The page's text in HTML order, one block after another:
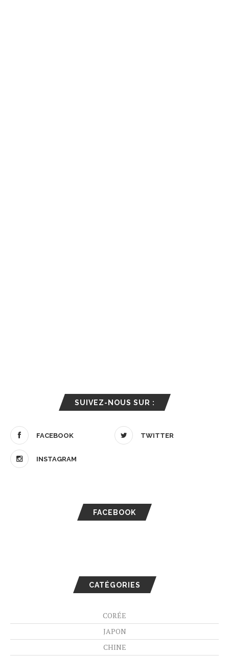
SUIVEZ-NOUS SUR :
FACEBOOK TWITTER
INSTAGRAM
FACEBOOK
CATÉGORIES
CORÉE
JAPON
CHINE